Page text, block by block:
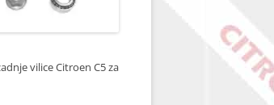
vilice Citroen C5 za